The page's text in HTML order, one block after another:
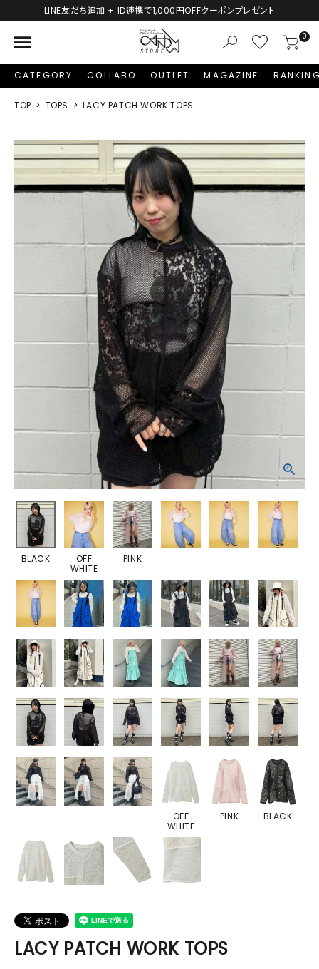
LINE友だち追加 + ID連携で1,000円OFFクーポンプレゼント
menu 0
CATEGORY COLLABO OUTLET MAGAZINE
TOP TOPS LACY PATCH WORK TOPS
BLACK
OFF
WHITE
PINK
OFF
WHITE
PINK BLACK
LACY PATCH WORK TOPS